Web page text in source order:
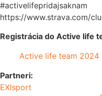
#activelifepridajsaknam
https://www.strava.com/
Registrácia do Active life
Active life team 2024
Partneri:
EXIsport